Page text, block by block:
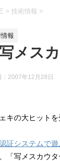
> 技術情報 >
報
写メス
2007年12月28日
キの大ヒット
証システムで遊
「写メスカウ